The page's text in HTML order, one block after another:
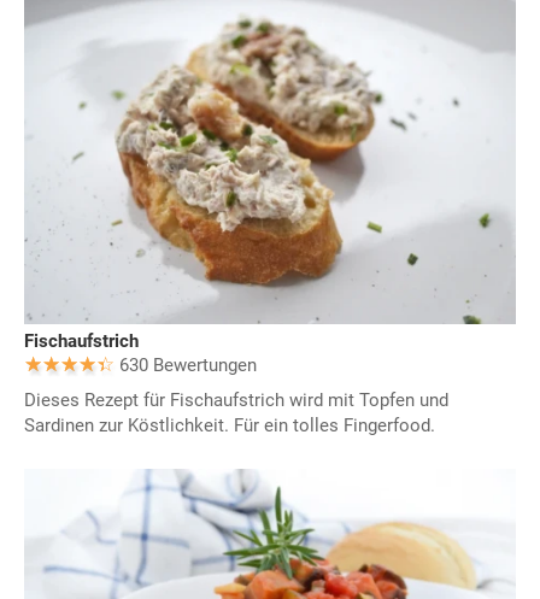
Fischaufstrich
630 Bewertungen
Dieses Rezept für Fischaufstrich wird mit Topfen und
Sardinen zur Köstlichkeit. Für ein tolles Fingerfood.